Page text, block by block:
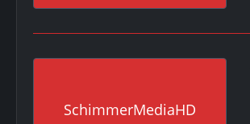
SchimmerMediaHD